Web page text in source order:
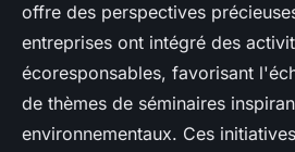
offre des perspectives
entreprises ont intégré des
écoresponsables, favorisant
de thèmes de séminaires
environnementaux. Ces